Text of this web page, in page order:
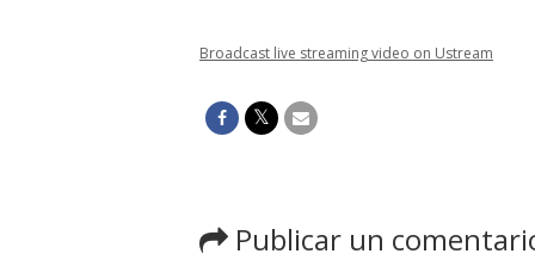
Broadcast live streaming video on Ustream
Publicar un